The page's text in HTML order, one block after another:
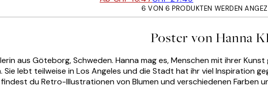
6 VON 6 PRODUKTEN WERDEN
Poster von Hanna
aus Göteborg, Schweden. Hanna mag es, Menschen mit ihrer
Sie lebt teilweise in Los Angeles und die Stadt hat ihr viel Inspiration
du Retro-Illustrationen von Blumen und verschiedenen Farben